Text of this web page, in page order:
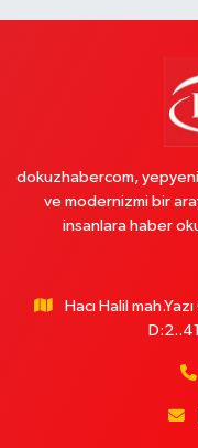
dokuzhabercom,
ve modernizmi bir
insanlara haber
Hacı Halil